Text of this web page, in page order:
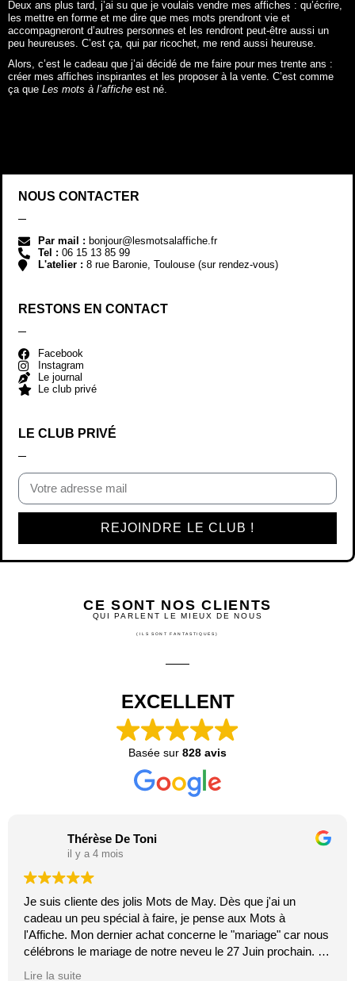
Deux ans plus tard, j’ai su que je voulais vendre mes affiches : qu’écrire,
les mettre en forme et me dire que mes mots prendront vie et
accompagneront d’autres personnes et les rendront peut-être aussi un
peu heureuses. C’est ça, qui par ricochet, me rend aussi heureuse.
Alors, c’est le cadeau que j’ai décidé de me faire pour mes trente ans :
créer mes affiches inspirantes et les proposer à la vente. C’est comme
ça que Les mots à l’affiche est né.
NOUS CONTACTER
Par mail : bonjour@lesmotsalaffiche.fr
Tel : 06 15 13 85 99
L'atelier : 8 rue Baronie, Toulouse (sur rendez-vous)
RESTONS EN CONTACT
Facebook
Instagram
Le journal
Le club privé
LE CLUB PRIVÉ
REJOINDRE LE CLUB !
CE SONT NOS CLIENTS
QUI PARLENT LE MIEUX DE NOUS
(ILS SONT FANTASTIQUES)
EXCELLENT
Basée sur 828 avis
Thérèse De Toni
il y a 4 mois
Je suis cliente des jolis Mots de May. Dès que j'ai un
cadeau un peu spécial à faire, je pense aux Mots à
l'Affiche. Mon dernier achat concerne le "mariage" car nous
célébrons le mariage de notre neveu le 27 Juin prochain. Je
Lire la suite